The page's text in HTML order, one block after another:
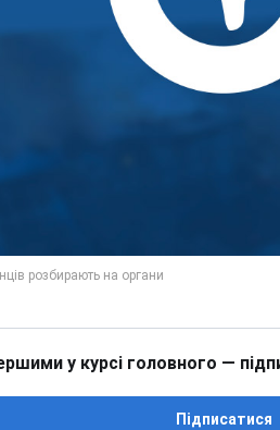
у курсі головного —
Підписатися